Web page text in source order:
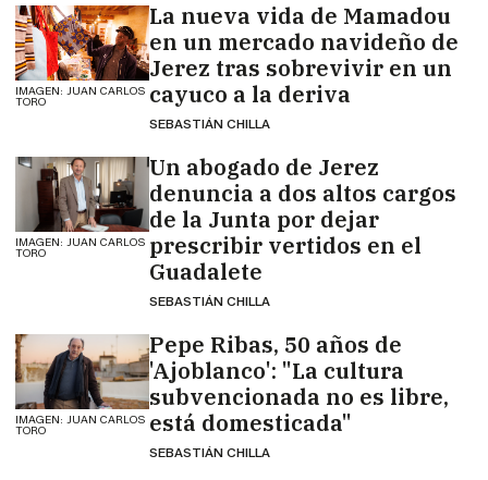
IMAGEN: JUAN CARLOS
TORO
La nueva vida de Mamadou
en un mercado navideño de
Jerez tras sobrevivir en un
cayuco a la deriva
SEBASTIÁN CHILLA
IMAGEN: JUAN CARLOS
TORO
Un abogado de Jerez
denuncia a dos altos cargos
de la Junta por dejar
prescribir vertidos en el
Guadalete
SEBASTIÁN CHILLA
IMAGEN: JUAN CARLOS
TORO
Pepe Ribas, 50 años de
'Ajoblanco': "La cultura
subvencionada no es libre,
está domesticada"
SEBASTIÁN CHILLA